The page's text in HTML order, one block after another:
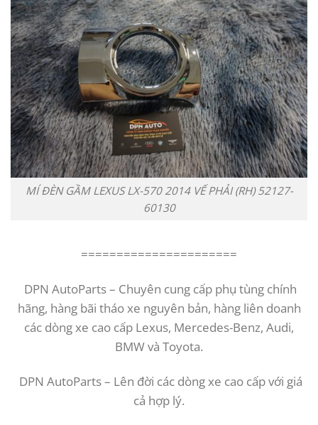
MÍ ĐÈN GẦM LEXUS LX-570 2014 VẾ PHẢI (RH) 52127-
60130
======================
DPN AutoParts – Chuyên cung cấp phụ tùng chính
hãng, hàng bãi tháo xe nguyên bản, hàng liên doanh
các dòng xe cao cấp Lexus, Mercedes-Benz, Audi,
BMW và Toyota.
DPN AutoParts – Lên đời các dòng xe cao cấp với giá
cả hợp lý.